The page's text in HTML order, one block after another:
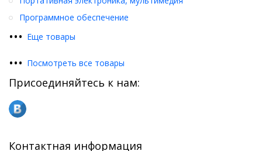
••• Еще товары
Программное обеспечение
••• Посмотреть все товары
Присоединяйтесь к нам:
Контактная информация